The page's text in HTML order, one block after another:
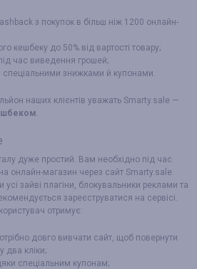
з покупок в більш ніж 1200 онлайн-
кешбеку до 50% від вартості товару;
під час виведення грошей;
спеціальними знижками й купонами.
наших клієнтів уважать Smarty.sale —
.
дуже простий. Вам необхідно під час
онлайн-магазин через сайт Smarty.sale.
усі зайві плагіни, блокувальники реклами та
зареєструватися на сервісі.
отримує:
довго вивчати сайт, щоб повернути
два кліки;
спеціальним купонам;